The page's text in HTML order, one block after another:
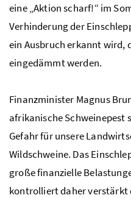
eine „Aktion scharf!“ im
Verhinderung der
ein Ausbruch erkannt wird,
eingedämmt werden.
Finanzminister Magnus
afrikanische Schweinepest
Gefahr für unsere
Wildschweine. Das
große finanzielle
kontrolliert daher verstärkt